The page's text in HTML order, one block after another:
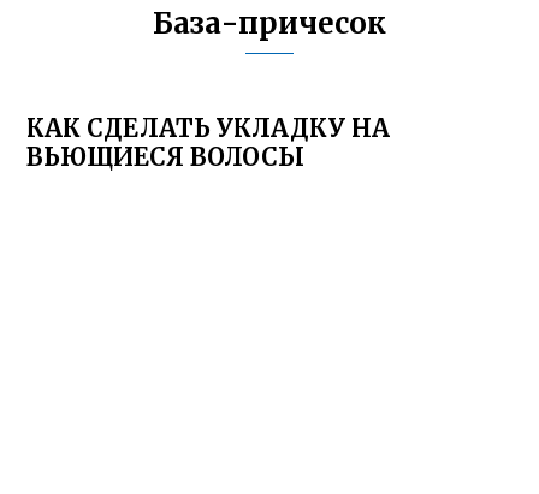
База-причесок
КАК СДЕЛАТЬ УКЛАДКУ НА
ВЬЮЩИЕСЯ ВОЛОСЫ